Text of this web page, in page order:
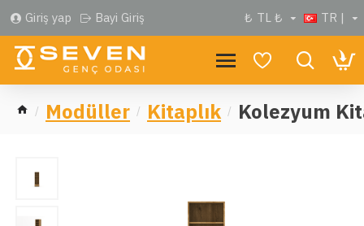
Giriş yap Bayi Giriş ₺ TL ₺ TR |
Modüller Kitaplık Kolezyum